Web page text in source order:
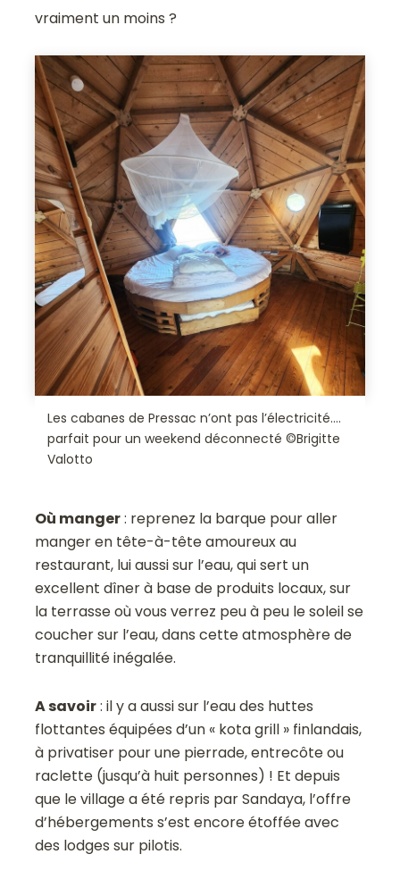
vraiment un moins ?
Les cabanes de Pressac n’ont pas l’électricité….
parfait pour un weekend déconnecté ©Brigitte
Valotto
Où manger: reprenez la barque pour aller
manger en tête-à-tête amoureux au
restaurant, lui aussi sur l’eau, qui sert un
excellent dîner à base de produits locaux, sur
la terrasse où vous verrez peu à peu le soleil se
coucher sur l’eau, dans cette atmosphère de
tranquillité inégalée.
A savoir: il y a aussi sur l’eau des huttes
flottantes équipées d’un « kota grill » finlandais,
à privatiser pour une pierrade, entrecôte ou
raclette (jusqu’à huit personnes) ! Et depuis
que le village a été repris par Sandaya, l’offre
d’hébergements s’est encore étoffée avec
des lodges sur pilotis.